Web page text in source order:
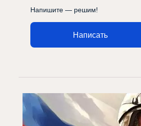
Напишите — решим!
Написать